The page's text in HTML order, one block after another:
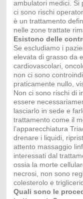
ambulatori medici. Si
ci sono rischi
è un trattamento
nelle zone trattate
Esistono delle
Se escludiamo i
elevata di grasso da
cardiovascolari,
non ci sono
praticamente nullo,
Non ci sono rischi di
essere
lasciarlo in sede e
trattamento come il
l’apparecchiatura
drenare i liquidi,
attento massaggio
interessati dal
ossia la morte
necrosi, non sono
colesterolo e
Quali sono le